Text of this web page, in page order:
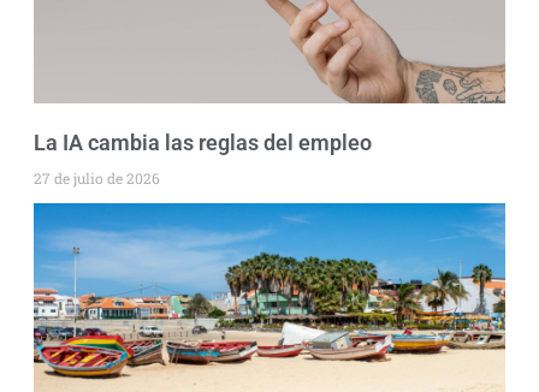
La IA cambia las reglas del empleo
27 de julio de 2026